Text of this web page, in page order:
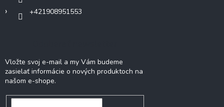
+421908951553
Vložte svoj e-mail a my Vám budeme
zasielať informácie o nových produktoch na
našom e-shope.